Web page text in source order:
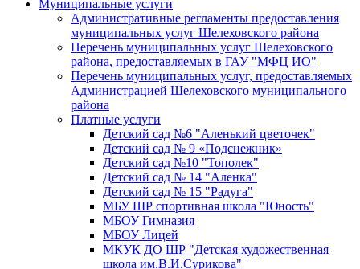
Муниципальные услуги
Административные регламенты предоставления
муниципальных услуг Шелеховского района
Перечень муниципальных услуг Шелеховского
района, предоставляемых в ГАУ "МФЦ ИО"
Перечень муниципальных услуг, предоставляемых
Администрацией Шелеховского муниципального
района
Платные услуги
Детский сад №6 "Аленький цветочек"
Детский сад № 9 «Подснежник»
Детский сад №10 "Тополек"
Детский сад № 14 "Аленка"
Детский сад № 15 "Радуга"
МБУ ШР спортивная школа "Юность"
МБОУ Гимназия
МБОУ Лицей
МКУК ДО ШР "Детская художественная
школа им.В.И.Сурикова"